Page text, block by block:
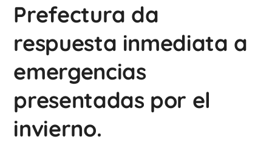
Prefectura da
respuesta inmediata a
emergencias
presentadas por el
invierno.